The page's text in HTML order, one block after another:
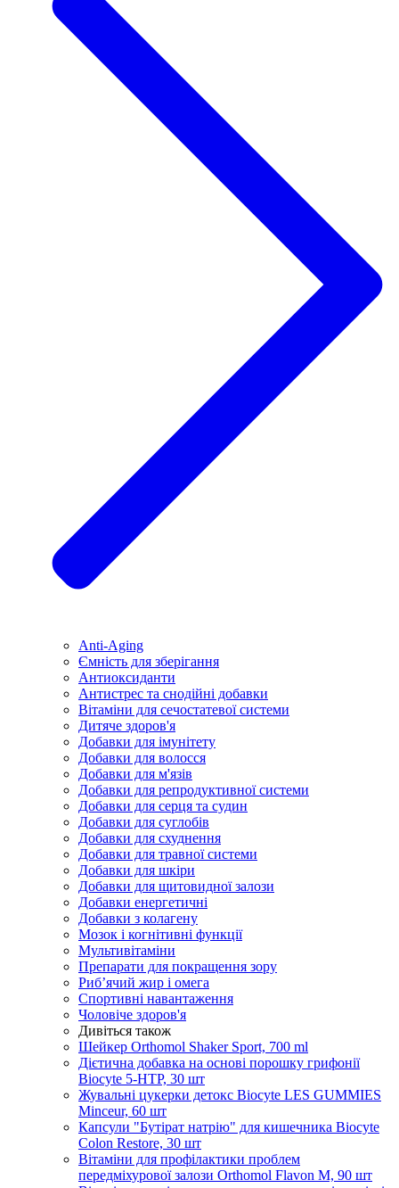
Anti-Aging
Ємність для зберігання
Антиоксиданти
Антистрес та снодійні добавки
Вітаміни для сечостатевої системи
Дитяче здоров'я
Добавки для імунітету
Добавки для волосся
Добавки для м'язів
Добавки для репродуктивної системи
Добавки для серця та судин
Добавки для суглобів
Добавки для схуднення
Добавки для травної системи
Добавки для шкіри
Добавки для щитовидної залози
Добавки енергетичні
Добавки з колагену
Мозок і когнітивні функції
Мультивітаміни
Препарати для покращення зору
Риб’ячий жир і омега
Спортивні навантаження
Чоловіче здоров'я
Дивіться також
Шейкер Orthomol Shaker Sport, 700 ml
Дієтична добавка на основі порошку грифонії
Biocyte 5-HTP, 30 шт
Жувальні цукерки детокс Biocyte LES GUMMIES
Minceur, 60 шт
Капсули "Бутірат натрію" для кишечника Biocyte
Colon Restore, 30 шт
Вітаміни для профілактики проблем
передміхурової залози Orthomol Flavon M, 90 шт